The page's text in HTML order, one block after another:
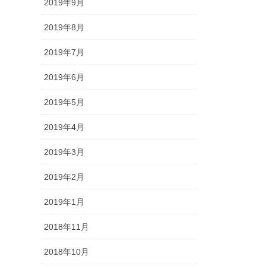
2019年9月
2019年8月
2019年7月
2019年6月
2019年5月
2019年4月
2019年3月
2019年2月
2019年1月
2018年11月
2018年10月